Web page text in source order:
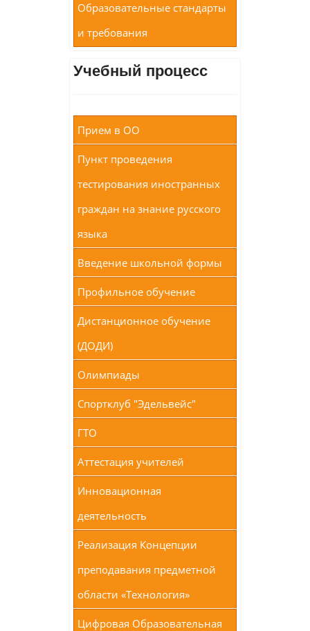
Образовательные стандарты
и требования
Учебный процесс
Прием в ОО
Пункт проведения
тестирования иностранных
граждан на знание русского
языка
Введение школьной формы
Профильное обучение
Дистанционное обучение
(ДОДИ)
Олимпиады
Спортклуб "Эдельвейс"
ГТО
Аттестация учителей
Инновационная
деятельность
Реализация Концепции
преподавания предметной
области «Технология»
Цифровая Образовательная